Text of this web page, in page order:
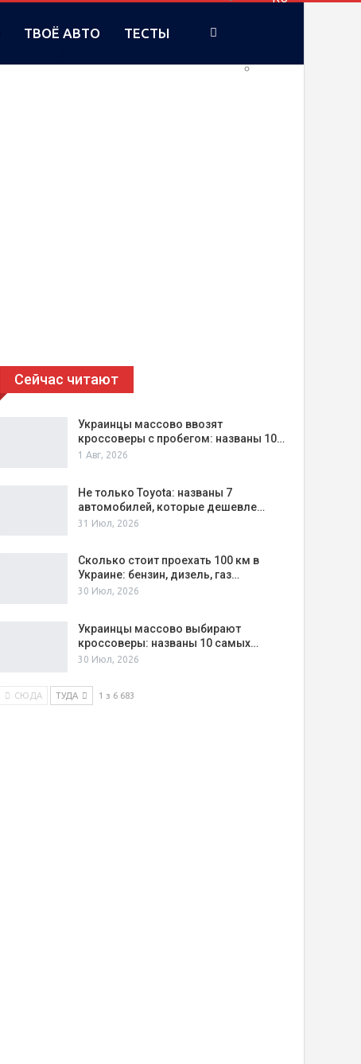
UA
ТВОЁ АВТО ТЕСТЫ
Сейчас читают
Украинцы массово ввозят
кроссоверы с пробегом: названы 10…
1 Авг, 2026
Не только Toyota: названы 7
автомобилей, которые дешевле…
31 Июл, 2026
Сколько стоит проехать 100 км в
Украине: бензин, дизель, газ…
30 Июл, 2026
Украинцы массово выбирают
кроссоверы: названы 10 самых…
30 Июл, 2026
СЮДА ТУДА 1 з 6 683